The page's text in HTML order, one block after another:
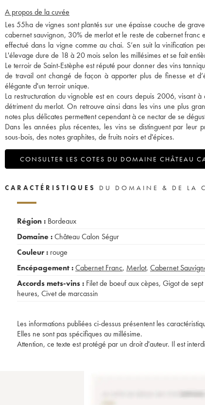
A propos de la cuvée
Les 55ha de vignes sont plantés sur une épaisse couche de
cabernet sauvignon, 30% de merlot et le reste de cabernet franc
effectué dans la vigne comme au chai. S’en suit la vinification
L'élevage dure de 18 à 20 mois selon les millésimes et se fait
Le terroir de Saint-Estèphe est réputé pour donner des vins
de travail ont changé de façon à apporter plus de finesse et
élégante d'un terroir unique.
La restructuration du vignoble est en cours depuis 2006, visant
détriment du merlot. On retrouve ainsi dans les vins une plus
notes plus délicates permettent cependant à ce nectar de se
Dans les années plus récentes, les vins se distinguent par leur
sous-bois, des notes graphites, de fruits noirs et d'épices.
CONSULTER LES COTES DU DOMAINE CHÂTEAU
CARACTÉRISTIQUES DU DOMAINE & DE LA
Région : Bordeaux
Domaine :Château Calon Ségur
Couleur : rouge
Encépagement :Cabernet Franc, Merlot, Cabernet
Accords mets-vins : Filet de boeuf aux cèpes, Gigot de sept
heures, Civet de marcassin
Les informations publiées ci-dessus présentent les
Elles ne sont pas spécifiques au millésime.
Attention, ce texte est protégé par un droit d'auteur. Il est